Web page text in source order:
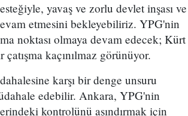
yavaş ve zorlu devlet inşası ve
etmesini bekleyebiliriz. YPG'nin
noktası olmaya devam edecek; Kürt
kaçınılmaz görünüyor.
karşı bir denge unsuru
edebilir. Ankara, YPG'nin
kontrolünü aşındırmak için